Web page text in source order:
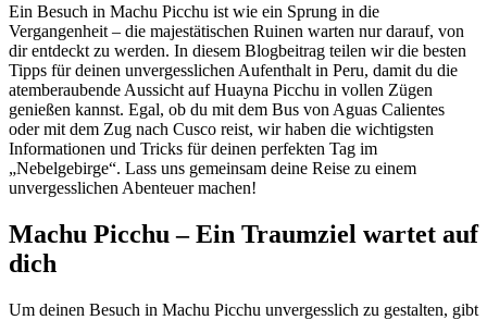
Ein Besuch in Machu Picchu ist wie ein Sprung in die
Vergangenheit – die majestätischen Ruinen warten nur darauf, von
dir entdeckt zu werden. In diesem Blogbeitrag teilen wir die besten
Tipps für deinen unvergesslichen Aufenthalt in Peru, damit du die
atemberaubende Aussicht auf Huayna Picchu in vollen Zügen
genießen kannst. Egal, ob du mit dem Bus von Aguas Calientes
oder mit dem Zug nach Cusco reist, wir haben die wichtigsten
Informationen und Tricks für deinen perfekten Tag im
„Nebelgebirge“. Lass uns gemeinsam deine Reise zu einem
unvergesslichen Abenteuer machen!
Machu Picchu – Ein Traumziel wartet auf
dich
Um deinen Besuch in Machu Picchu unvergesslich zu gestalten, gibt